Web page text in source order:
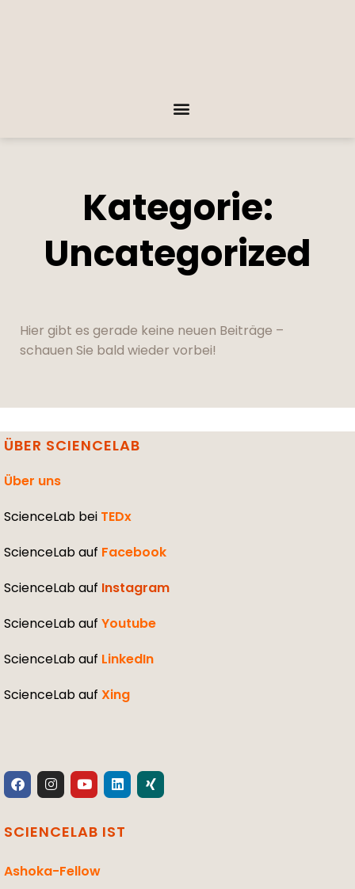
Kategorie:
Uncategorized
Hier gibt es gerade keine neuen Beiträge –
schauen Sie bald wieder vorbei!
ÜBER SCIENCELAB
Über uns
ScienceLab bei TEDx
ScienceLab auf Facebook
ScienceLab auf Instagram
ScienceLab auf Youtube
ScienceLab auf LinkedIn
ScienceLab auf Xing
SCIENCELAB IST
Ashoka-Fellow